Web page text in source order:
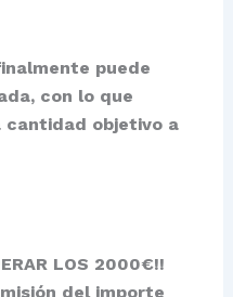
puede
con lo que
objetivo a
LOS 2000€!!
del importe